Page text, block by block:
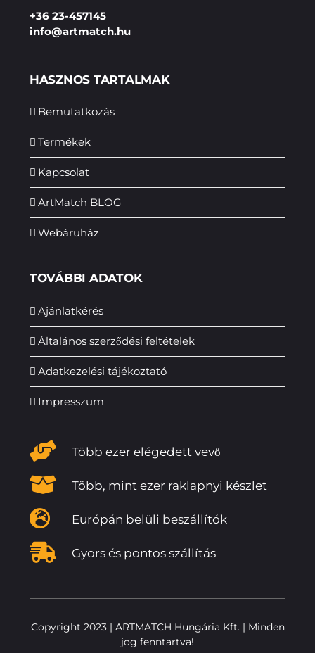
+36 23-457145
info@artmatch.hu
HASZNOS TARTALMAK
Bemutatkozás
Termékek
Kapcsolat
ArtMatch BLOG
Webáruház
TOVÁBBI ADATOK
Ajánlatkérés
Általános szerződési feltételek
Adatkezelési tájékoztató
Impresszum
Több ezer elégedett vevő
Több, mint ezer raklapnyi készlet
Európán belüli beszállítók
Gyors és pontos szállítás
Copyright 2023 | ARTMATCH Hungária Kft. | Minden
jog fenntartva!